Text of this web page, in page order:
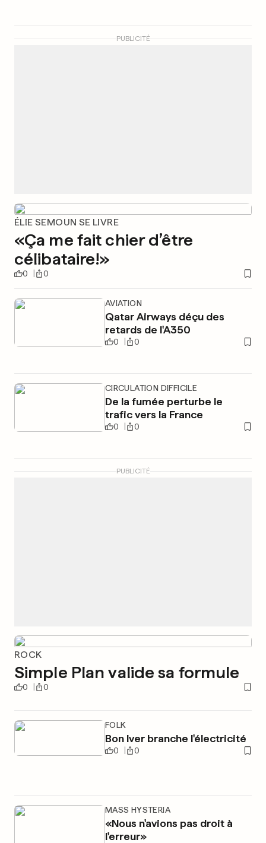
PUBLICITÉ
ÉLIE SEMOUN SE LIVRE
«Ça me fait chier d’être
célibataire!»
0 0
AVIATION
Qatar Airways déçu des
retards de l'A350
0 0
CIRCULATION DIFFICILE
De la fumée perturbe le
trafic vers la France
0 0
PUBLICITÉ
ROCK
Simple Plan valide sa formule
0 0
FOLK
Bon Iver branche l'électricité
0 0
MASS HYSTERIA
«Nous n'avions pas droit à
l'erreur»